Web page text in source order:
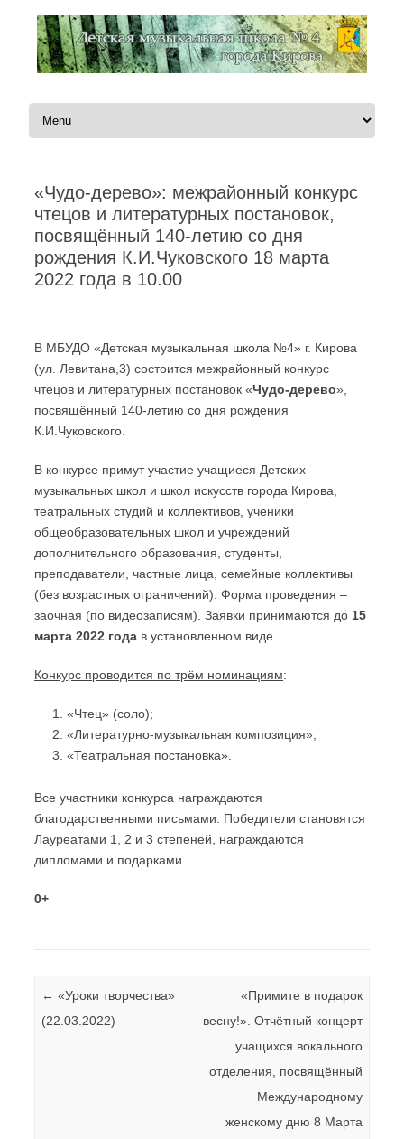
Перейти к содержимому
«Чудо-дерево»: межрайонный конкурс
чтецов и литературных постановок,
посвящённый 140-летию со дня
рождения К.И.Чуковского 18 марта
2022 года в 10.00
В МБУДО «Детская музыкальная школа №4» г. Кирова
(ул. Левитана,3) состоится межрайонный конкурс
чтецов и литературных постановок «Чудо-дерево»,
посвящённый 140-летию со дня рождения
К.И.Чуковского.
В конкурсе примут участие учащиеся Детских
музыкальных школ и школ искусств города Кирова,
театральных студий и коллективов, ученики
общеобразовательных школ и учреждений
дополнительного образования, студенты,
преподаватели, частные лица, семейные коллективы
(без возрастных ограничений). Форма проведения –
заочная (по видеозаписям). Заявки принимаются до 15
марта 2022 года в установленном виде.
Конкурс проводится по трём номинациям:
«Чтец» (соло);
«Литературно-музыкальная композиция»;
«Театральная постановка».
Все участники конкурса награждаются
благодарственными письмами. Победители становятся
Лауреатами 1, 2 и 3 степеней, награждаются
дипломами и подарками.
0+
Навигация по записям
← «Уроки творчества»
(22.03.2022)
«Примите в подарок
весну!». Отчётный концерт
учащихся вокального
отделения, посвящённый
Международному
женскому дню 8 Марта